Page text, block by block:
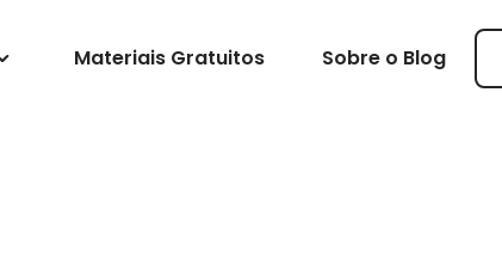
Materiais Gratuitos Sobre o Blog